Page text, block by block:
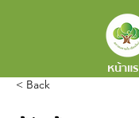
หน้าแ
< Back